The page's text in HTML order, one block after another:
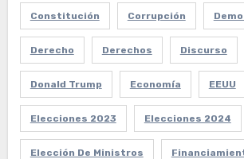
Constitución Corrupción
Derecho Derechos Discurso
Donald Trump Economía EEUU
Elecciones 2023 Elecciones 2024
Elección De Ministros